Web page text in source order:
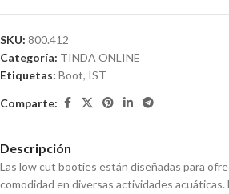
SKU: 800.412
Categoría: TINDA ONLINE
Etiquetas: Boot, IST
Comparte:
Descripción
Las low cut booties están diseñadas para
comodidad en diversas actividades acuáticas.